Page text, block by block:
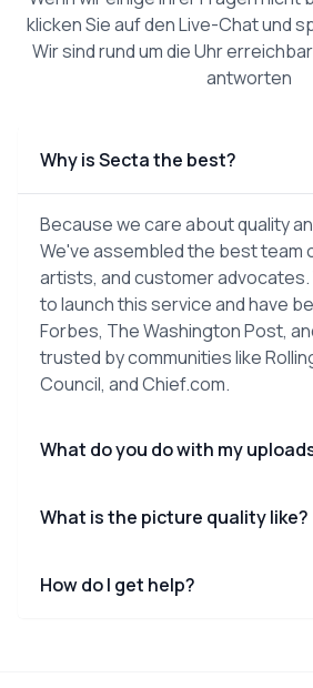
klicken Sie auf den Live-Chat und
Wir sind rund um die Uhr
antworten
Why is Secta the best?
Because we care about quality
We've assembled the best team
artists, and customer
to launch this service and have
Forbes, The Washington Post,
trusted by communities like
Council, and Chief.com.
What do you do with my
What is the picture quality like?
How do I get help?